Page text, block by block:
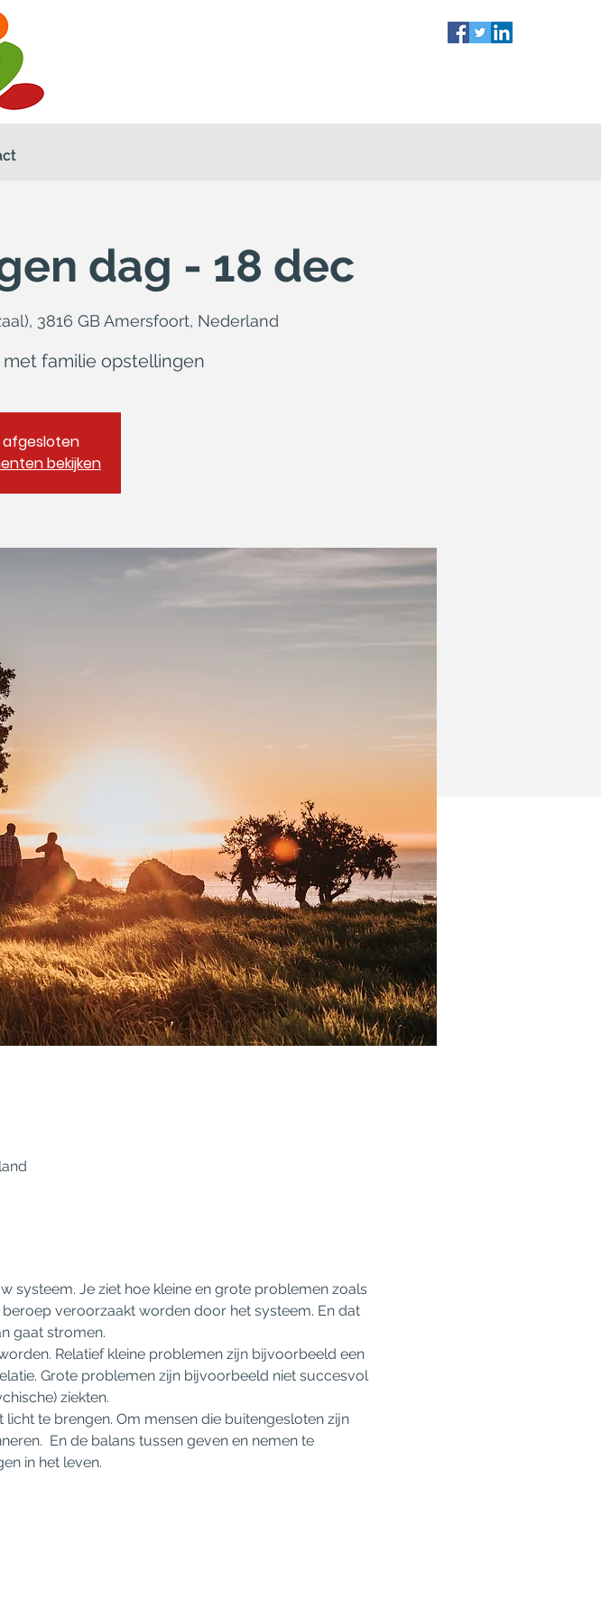
dag - 18 dec
3816 GB Amersfoort, Nederland
familie opstellingen
afgesloten
bekijken
systeem. Je ziet hoe kleine en grote problemen zoals
veroorzaakt worden door het systeem. En dat
gaat stromen.
Relatief kleine problemen zijn bijvoorbeeld een
Grote problemen zijn bijvoorbeeld niet succesvol
ziekten.
te brengen. Om mensen die buitengesloten zijn
En de balans tussen geven en nemen te
in het leven.